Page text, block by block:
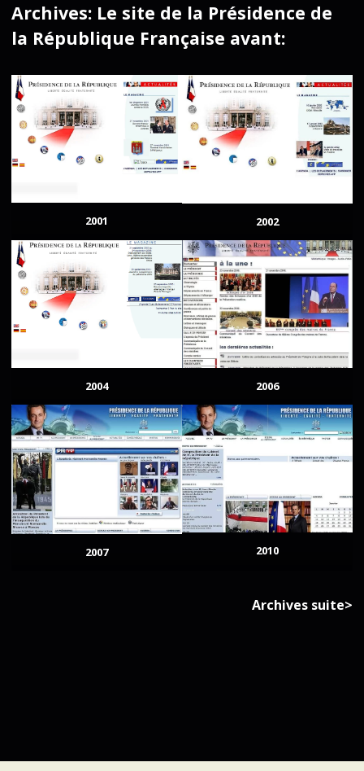
Archives: Le site de la Présidence de
la République Française avant:
2001 2002
2004 2006
2007 2010
Archives suite>